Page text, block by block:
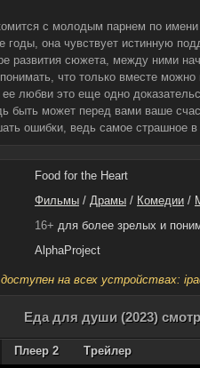
с молодым парнем по
годы, она чувствует истинную
развития сюжета, между ними
что только вместе
любви это еще одно
быть может перед вами ваше
ошибки, ведь самое страшное
Food for the Heart
Фильмы / Драмы / Комедии /
16+ для более зрелых и
AlphaProject
на всех устройствах:
Еда для души (2023)
Плеер 2 Трейлер